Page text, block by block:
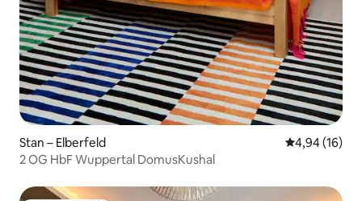
Stan – Elberfeld Prosječna
4,94 (16)
2 OG HbF Wuppertal DomusKushal